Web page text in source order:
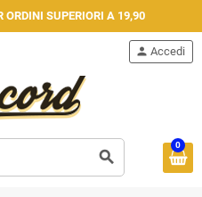
ORDINI SUPERIORI A 19,90
search
person Accedi
0